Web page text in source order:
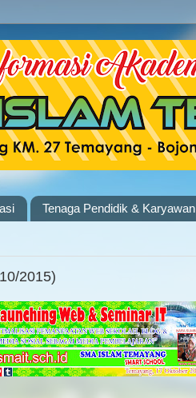
Tenaga Pendidik & Karyawan
2015)